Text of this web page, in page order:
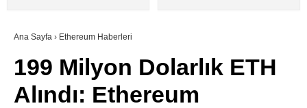
Youtube
SÖZLÜK
Ana Sayfa › Ethereum Haberleri
199 Milyon Dolarlık ETH
Alındı: Ethereum